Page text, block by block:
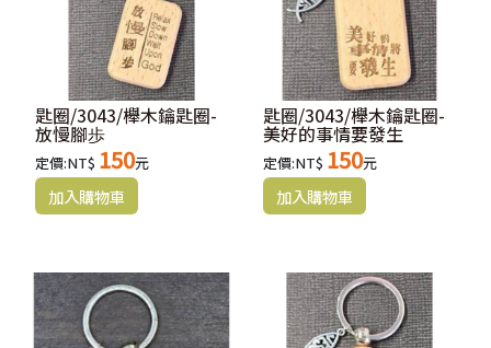
匙圈/3043/櫸木鑰匙圈-
放慢腳歩
定價:NT$ 150元
匙圈/3043/櫸木鑰匙圈-
美好的事情要發生
定價:NT$ 150元